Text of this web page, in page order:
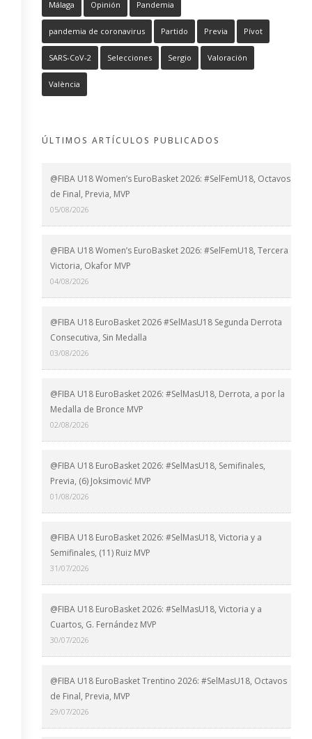
Málaga Opinión Pandemia
pandemia de coronavirus Partido Previa Pívot
SARS-CoV-2 Selecciones Sergio Valoración
València
ÚLTIMOS ARTÍCULOS PUBLICADOS
@FIBA U18 Women’s EuroBasket 2026: #SelFemU18, Octavos
de Final, Previa, MVP
05/08/2026
@FIBA U18 Women’s EuroBasket 2026: #SelFemU18, Tercera
Victoria, Okafor MVP
04/08/2026
@FIBA U18 EuroBasket 2026 #SelMasU18 Segunda Derrota
Consecutiva, Sin Medalla
03/08/2026
@FIBA U18 EuroBasket 2026: #SelMasU18, Derrota, a por la
Medalla de Bronce MVP
02/08/2026
@FIBA U18 EuroBasket 2026: #SelMasU18, Semifinales,
Previa, (6) Joksimović MVP
01/08/2026
@FIBA U18 EuroBasket 2026: #SelMasU18, Victoria y a
Semifinales, (11) Ruiz MVP
31/07/2026
@FIBA U18 EuroBasket 2026: #SelMasU18, Victoria y a
Cuartos, G. Fernández MVP
30/07/2026
@FIBA U18 EuroBasket Trentino 2026: #SelMasU18, Octavos
de Final, Previa, MVP
29/07/2026